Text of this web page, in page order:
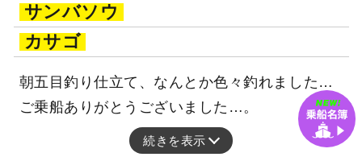
サンバソウ
カサゴ
朝五目釣り仕立て、なんとか色々釣れました…
ご乗船ありがとうございました…。
続きを表示